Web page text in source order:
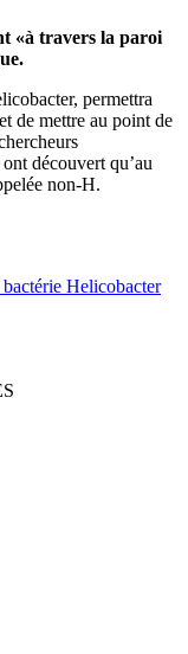
«à travers la paroi
permettra
de mettre au point de
découvert qu’au
non-H.
Helicobacter